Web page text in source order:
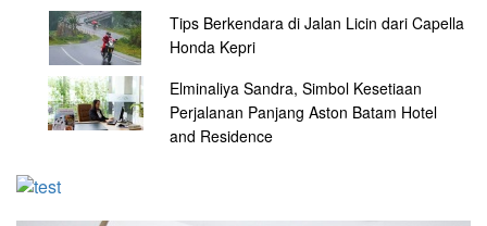
Tips Berkendara di Jalan Licin dari Capella
Honda Kepri
Elminaliya Sandra, Simbol Kesetiaan
Perjalanan Panjang Aston Batam Hotel
and Residence